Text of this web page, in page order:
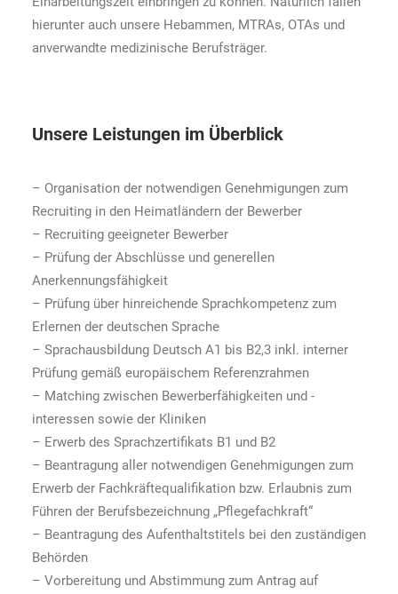
hierunter auch unsere Hebammen, MTRAs, OTAs und
anverwandte medizinische Berufsträger.
Unsere Leistungen im Überblick
– Organisation der notwendigen Genehmigungen zum
Recruiting in den Heimatländern der Bewerber
– Recruiting geeigneter Bewerber
– Prüfung der Abschlüsse und generellen
Anerkennungsfähigkeit
– Prüfung über hinreichende Sprachkompetenz zum
Erlernen der deutschen Sprache
– Sprachausbildung Deutsch A1 bis B2,3 inkl. interner
Prüfung gemäß europäischem Referenzrahmen
– Matching zwischen Bewerberfähigkeiten und -
interessen sowie der Kliniken
– Erwerb des Sprachzertifikats B1 und B2
– Beantragung aller notwendigen Genehmigungen zum
Erwerb der Fachkräftequalifikation bzw. Erlaubnis zum
Führen der Berufsbezeichnung „Pflegefachkraft“
– Beantragung des Aufenthaltstitels bei den zuständigen
Behörden
– Vorbereitung und Abstimmung zum Antrag auf